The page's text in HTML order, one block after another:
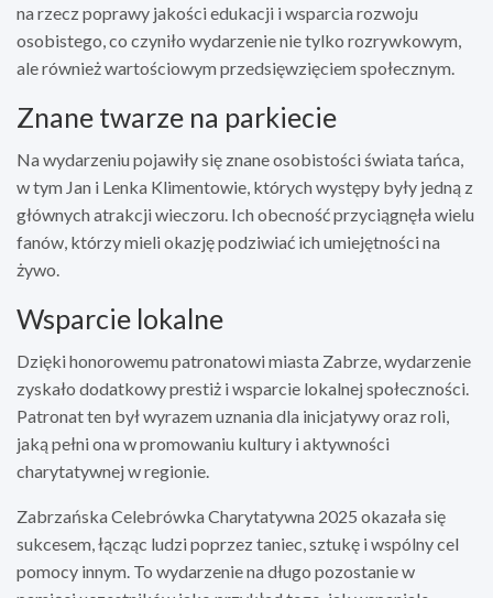
na rzecz poprawy jakości edukacji i wsparcia rozwoju
osobistego, co czyniło wydarzenie nie tylko rozrywkowym,
ale również wartościowym przedsięwzięciem społecznym.
Znane twarze na parkiecie
Na wydarzeniu pojawiły się znane osobistości świata tańca,
w tym Jan i Lenka Klimentowie, których występy były jedną z
głównych atrakcji wieczoru. Ich obecność przyciągnęła wielu
fanów, którzy mieli okazję podziwiać ich umiejętności na
żywo.
Wsparcie lokalne
Dzięki honorowemu patronatowi miasta Zabrze, wydarzenie
zyskało dodatkowy prestiż i wsparcie lokalnej społeczności.
Patronat ten był wyrazem uznania dla inicjatywy oraz roli,
jaką pełni ona w promowaniu kultury i aktywności
charytatywnej w regionie.
Zabrzańska Celebrówka Charytatywna 2025 okazała się
sukcesem, łącząc ludzi poprzez taniec, sztukę i wspólny cel
pomocy innym. To wydarzenie na długo pozostanie w